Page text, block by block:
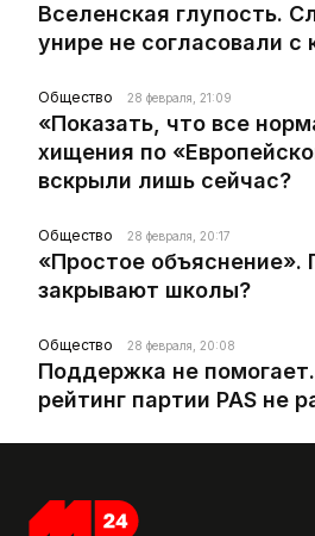
Вселенская глупость.
унире не согласовали с
Общество 28 февраля, 21:09
«Показать, что все
хищения по
вскрыли лишь сейчас?
Общество 28 февраля, 20:17
«Простое объяснение».
закрывают школы?
Общество 28 февраля, 20:08
Поддержка не
рейтинг партии PAS не